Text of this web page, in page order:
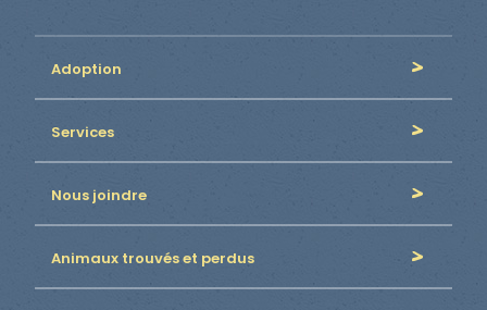
Adoption
Services
Nous joindre
Animaux trouvés et perdus